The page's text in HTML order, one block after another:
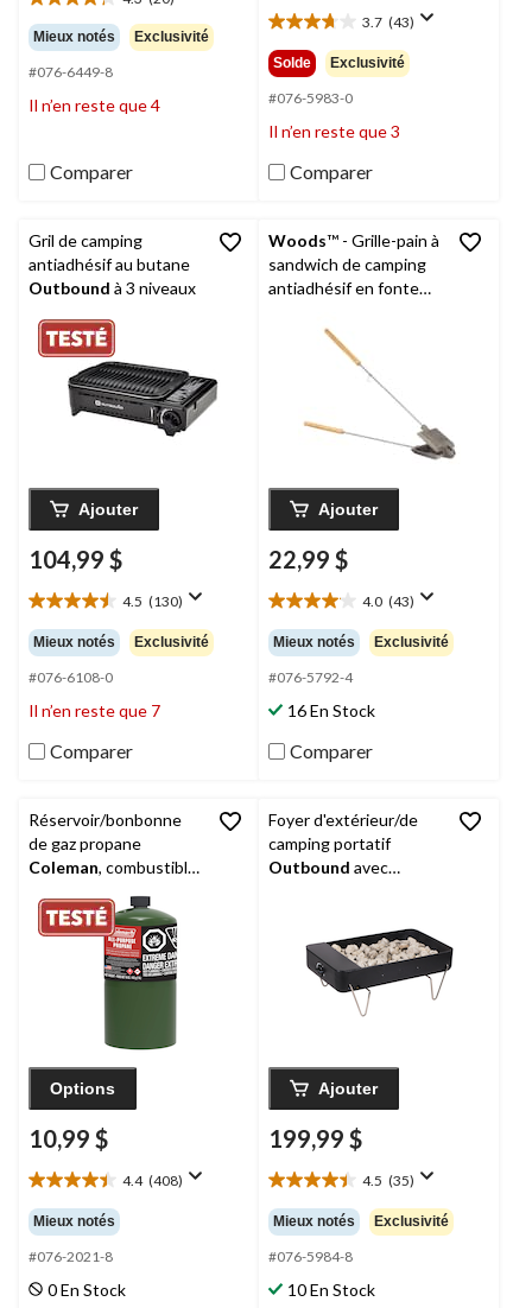
4.3
étoile(s)
sur
5.
20
Mieux notés Exclusivité
#076-6449-8
Il n’en reste que 4
Comparer
3.7 (43)
3.7
étoile(s)
sur
5.
43
évaluations
Solde Exclusivité
#076-5983-0
Il n’en reste que 3
Comparer
Gril de camping
antiadhésif au butane
Outbound à 3 niveaux
Ajouter
104,99 $
4.5 (130)
4.5
étoile(s)
sur
5.
130
évaluations
Mieux notés Exclusivité
#076-6108-0
Il n’en reste que 7
Comparer
Woods™ - Grille-pain à
sandwich de camping
antiadhésif en fonte
Ajouter
22,99 $
4.0 (43)
4.0
étoile(s)
sur
5.
43
évaluations
Mieux notés Exclusivité
#076-5792-4
16 En Stock
Comparer
Réservoir/bonbonne
de gaz propane
Coleman, combustible
camping, lanternes et
appareils de chauffage,
Options
10,99 $
4.4 (408)
4.4
étoile(s)
sur
5.
408
évaluations
Mieux notés
#076-2021-8
0 En Stock
Foyer d'extérieur/de
camping portatif
Outbound avec
Ajouter
199,99 $
4.5 (35)
4.5
étoile(s)
sur
5.
35
évaluations
Mieux notés Exclusivité
#076-5984-8
10 En Stock